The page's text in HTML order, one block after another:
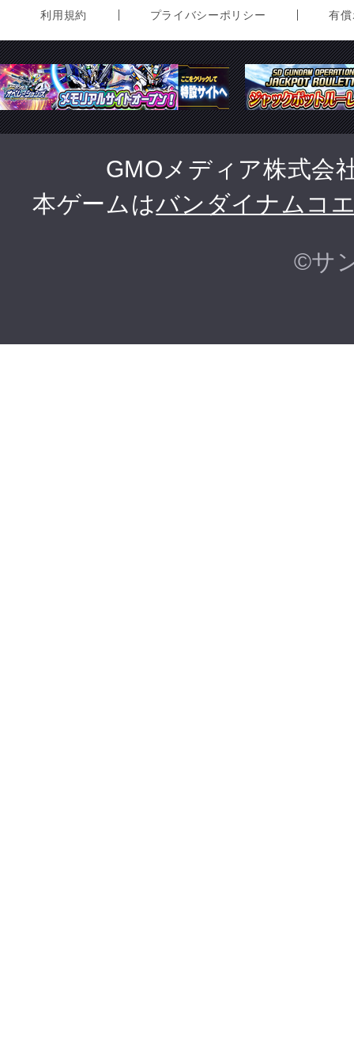
利用規約 プライバシーポリシー 有
GMOメディア株式会
本ゲームはバンダイナムコ
©サ